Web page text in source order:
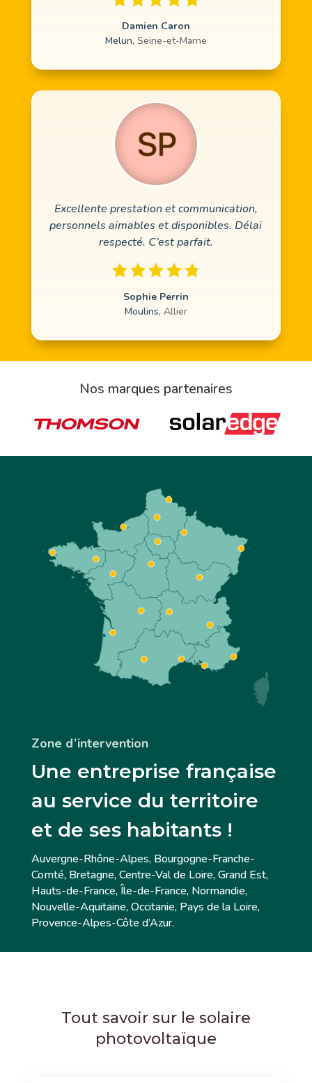
Damien Caron
Melun, Seine-et-Marne
Excellente prestation et communication,
personnels aimables et disponibles. Délai
respecté. C’est parfait.
Sophie Perrin
Moulins, Allier
Nos marques partenaires
Zone d’intervention
Une entreprise française
au service du territoire
et de ses habitants !
Auvergne-Rhône-Alpes, Bourgogne-Franche-
Comté, Bretagne, Centre-Val de Loire, Grand Est,
Hauts-de-France, Île-de-France, Normandie,
Nouvelle-Aquitaine, Occitanie, Pays de la Loire,
Provence-Alpes-Côte d’Azur.
Tout savoir sur le solaire
photovoltaïque